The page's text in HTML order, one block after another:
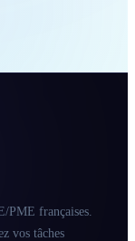
PME françaises.
vos tâches